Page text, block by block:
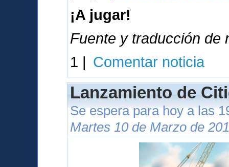
¡A jugar!
Fuente y traducción de
1 | Comentar noticia
Lanzamiento de
Se espera para hoy a las
Martes 10 de Marzo de